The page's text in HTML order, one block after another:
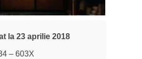
la 23 aprilie 2018
– 603X